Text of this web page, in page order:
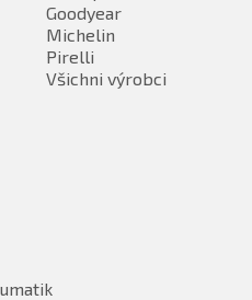
Goodyear
Michelin
Pirelli
Všichni výrobci